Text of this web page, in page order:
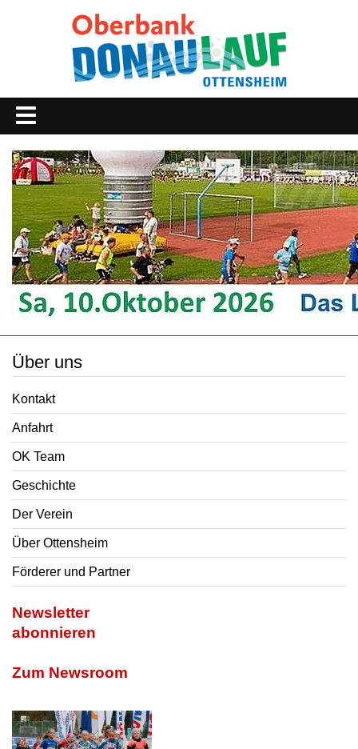
Über uns
Kontakt
Anfahrt
OK Team
Geschichte
Der Verein
Über Ottensheim
Förderer und Partner
Newsletter
abonnieren
Zum Newsroom